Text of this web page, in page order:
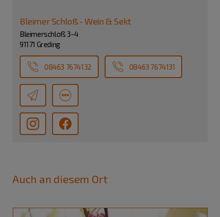
Bleimer Schloß - Wein & Sekt
Bleimerschloß 3-4
91171 Greding
08463 7674132 08463 7674131
Auch an diesem Ort